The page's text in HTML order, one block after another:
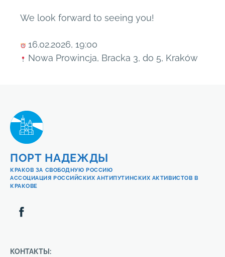
We look forward to seeing you!
16.02.2026, 19:00
Nowa Prowincja, Bracka 3, do 5, Kraków
ПОРТ НАДЕЖДЫ
КРАКОВ ЗА СВОБОДНУЮ РОССИЮ
АССОЦИАЦИЯ РОССИЙСКИХ АНТИПУТИНСКИХ АКТИВИСТОВ В
КРАКОВЕ
КОНТАКТЫ: